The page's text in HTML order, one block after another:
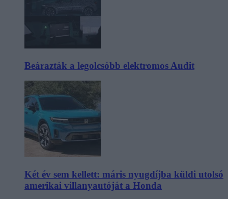
Beárazták a legolcsóbb elektromos Audit
Két év sem kellett: máris nyugdíjba küldi utolsó
amerikai villanyautóját a Honda